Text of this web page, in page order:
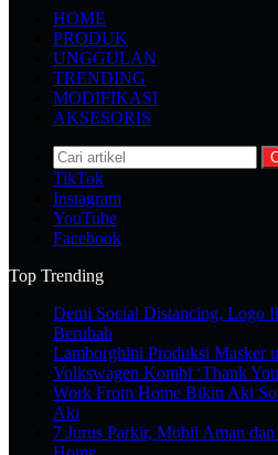
HOME
PRODUK
UNGGULAN
TRENDING
MODIFIKASI
AKSESORIS
TikTok
Instagram
YouTube
Facebook
Top Trending
Demi Social Distancing, Logo
Berubah
Lamborghini Produksi Masker
Volkswagen Kombi ‘Thank
Work From Home Bikin Aki
Aki
7 Jurus Parkir, Mobil Aman